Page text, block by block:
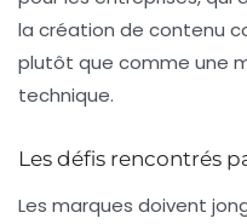
la création de contenu
plutôt que comme une
technique.
Les défis rencontrés
Les marques doivent